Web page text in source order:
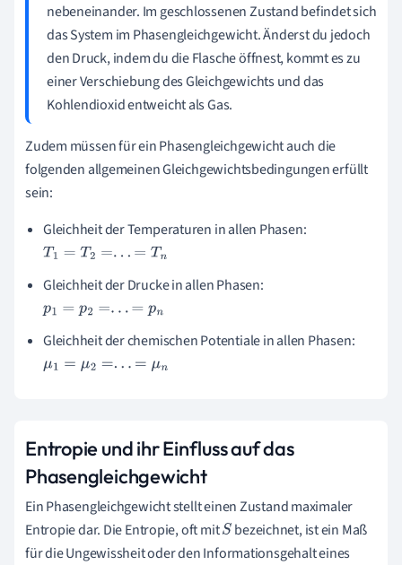
nebeneinander. Im geschlossenen Zustand befindet sich
das System im Phasengleichgewicht. Änderst du jedoch
den Druck, indem du die Flasche öffnest, kommt es zu
einer Verschiebung des Gleichgewichts und das
Kohlendioxid entweicht als Gas.
Zudem müssen für ein Phasengleichgewicht auch die
folgenden allgemeinen Gleichgewichtsbedingungen erfüllt
sein:
Gleichheit der Temperaturen in allen Phasen:
T1=T2 =... =Tn
Gleichheit der Drucke in allen Phasen:
p1 =p2=.. =pn
Gleichheit der chemischen Potentiale in allen Phasen:
μ1=μ2 =... =μn
Entropie und ihr Einfluss auf das
Phasengleichgewicht
Ein Phasengleichgewicht stellt einen Zustand maximaler
Entropie dar. Die Entropie, oft mitS bezeichnet, ist ein Maß
für die Ungewissheit oder den Informationsgehalt eines